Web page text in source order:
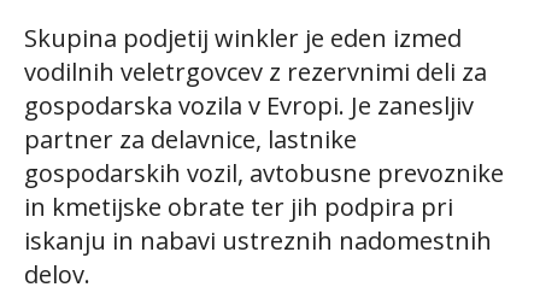
Skupina podjetij winkler je eden izmed
vodilnih veletrgovcev z rezervnimi deli za
gospodarska vozila v Evropi. Je zanesljiv
partner za delavnice, lastnike
gospodarskih vozil, avtobusne prevoznike
in kmetijske obrate ter jih podpira pri
iskanju in nabavi ustreznih nadomestnih
delov.